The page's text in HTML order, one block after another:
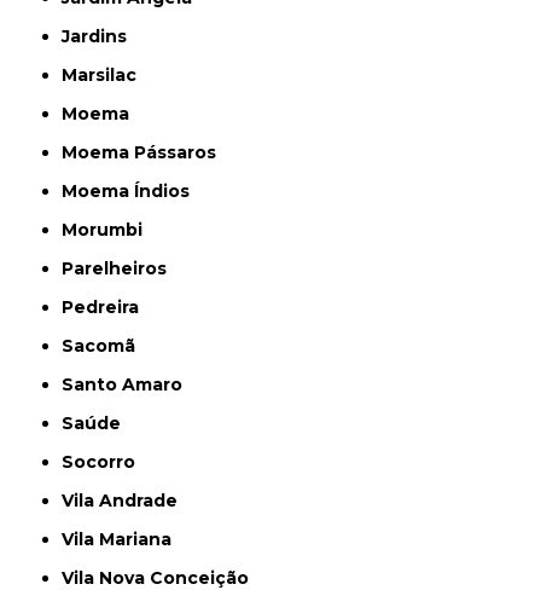
Jardins
Marsilac
Moema
Moema Pássaros
Moema Índios
Morumbi
Parelheiros
Pedreira
Sacomã
Santo Amaro
Saúde
Socorro
Vila Andrade
Vila Mariana
Vila Nova Conceição